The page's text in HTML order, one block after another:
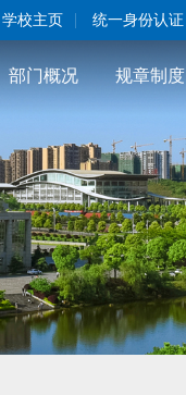
学校主页 | 统一身份认证
部门概况 规章制度